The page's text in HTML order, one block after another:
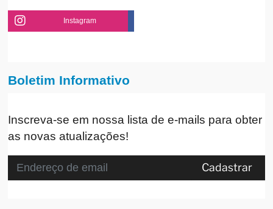
Instagram
Boletim Informativo
Inscreva-se em nossa lista de e-mails para obter
as novas atualizações!
Cadastrar